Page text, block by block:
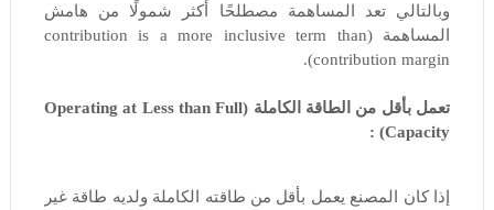
وبالتالي تعد المساهمة مصطلحًا أكثر شمولًا من هامش
المساهمة (contribution is a more inclusive term than
contribution margin).
تعمل بأقل من الطاقة الكاملة (Operating at Less than Full
Capacity) :
إذا كان المصنع يعمل بأقل من طاقته الكاملة ولديه طاقة غير